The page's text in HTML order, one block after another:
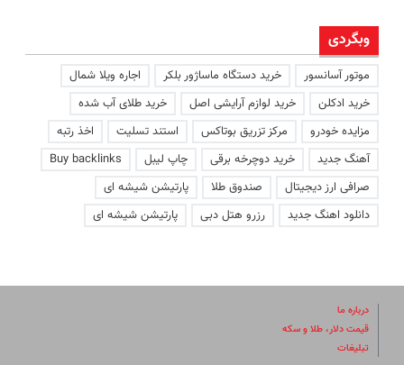
وبگردی
موتور آسانسور خرید دستگاه ماساژور بلکر
اجاره ویلا شمال
خرید ادکلن
خرید لوازم آرایشی اصل
خرید طلای آب شده
مزایده خودرو
مرکز تزریق بوتاکس استند تسلیت
اخذ رتبه
آهنگ جدید
خرید دوچرخه برقی چاپ لیبل
Buy backlinks
صرافی ارز دیجیتال
صندوق طلا
پارتیشن شیشه ای
دانلود اهنگ جدید
رزرو هتل دبی پارتیشن شیشه ای
درباره ما
قیمت دلار، طلا و سکه
تبلیغات